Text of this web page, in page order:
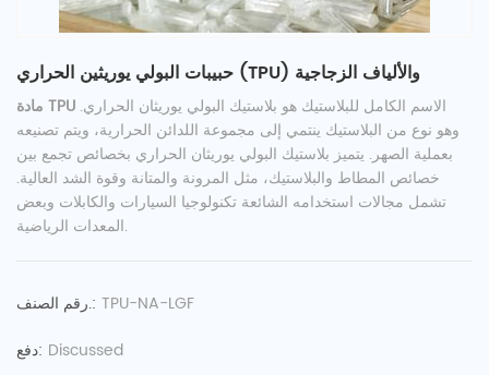
حبيبات البولي يوريثين الحراري (TPU) والألياف الزجاجية
مادة TPU الاسم الكامل للبلاستيك هو بلاستيك البولي يوريثان الحراري.
وهو نوع من البلاستيك ينتمي إلى مجموعة اللدائن الحرارية، ويتم تصنيعه
بعملية الصهر. يتميز بلاستيك البولي يوريثان الحراري بخصائص تجمع بين
خصائص المطاط والبلاستيك، مثل المرونة والمتانة وقوة الشد العالية.
تشمل مجالات استخدامه الشائعة تكنولوجيا السيارات والكابلات وبعض
المعدات الرياضية.
رقم الصنف.: TPU-NA-LGF
دفع: Discussed